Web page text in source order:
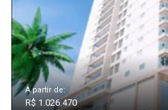
A partir de:
R$ 1.026.470